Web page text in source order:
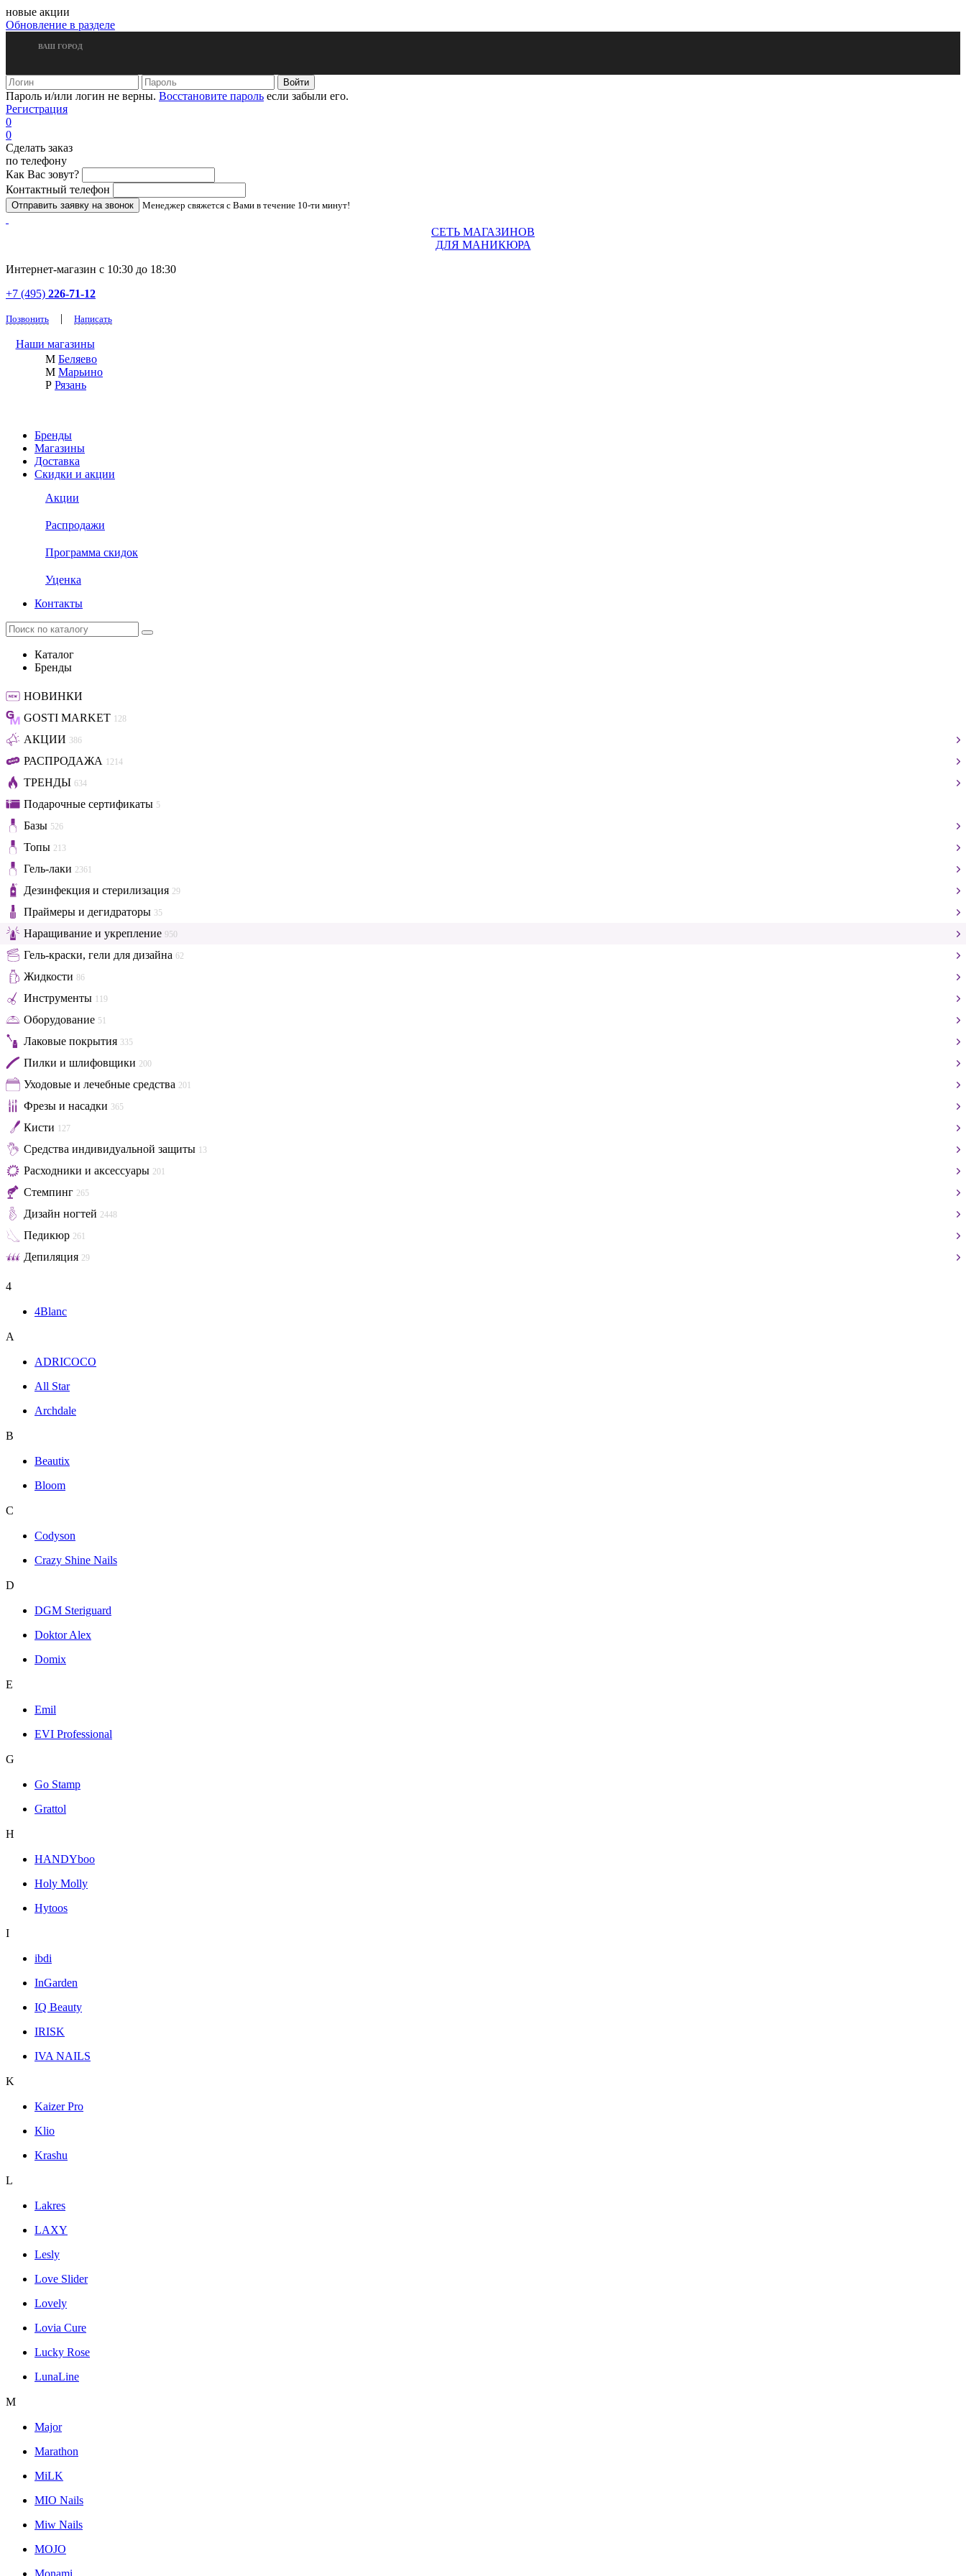
новые акции
Обновление в разделе
ВАШ ГОРОД
Пароль и/или логин не верны. Восстановите пароль если забыли его.
Регистрация
0
0
Сделать заказ
по телефону
Как Вас зовут?
Контактный телефон
Менеджер свяжется с Вами в течение 10-ти минут!
СЕТЬ МАГАЗИНОВ
ДЛЯ МАНИКЮРА
Интернет-магазин с 10:30 до 18:30
+7 (495) 226-71-12
Позвонить | Написать
Наши магазины
М Беляево
М Марьино
Р Рязань
Бренды
Магазины
Доставка
Скидки и акции
Акции
Распродажи
Программа скидок
Уценка
Контакты
Каталог
Бренды
НОВИНКИ
GOSTI MARKET 128
АКЦИИ 386
РАСПРОДАЖА 1214
ТРЕНДЫ 634
Подарочные сертификаты 5
Базы 526
Топы 213
Гель-лаки 2361
Дезинфекция и стерилизация 29
Праймеры и дегидраторы 35
Наращивание и укрепление 950
Гель-краски, гели для дизайна 62
Жидкости 86
Инструменты 119
Оборудование 51
Лаковые покрытия 335
Пилки и шлифовщики 200
Уходовые и лечебные средства 201
Фрезы и насадки 365
Кисти 127
Средства индивидуальной защиты 13
Расходники и аксессуары 201
Стемпинг 265
Дизайн ногтей 2448
Педикюр 261
Депиляция 29
4
4Blanc
A
ADRICOCO
All Star
Archdale
B
Beautix
Bloom
C
Codyson
Crazy Shine Nails
D
DGM Steriguard
Doktor Alex
Domix
E
Emil
EVI Professional
G
Go Stamp
Grattol
H
HANDYboo
Holy Molly
Hytoos
I
ibdi
InGarden
IQ Beauty
IRISK
IVA NAILS
K
Kaizer Pro
Klio
Krashu
L
Lakres
LAXY
Lesly
Love Slider
Lovely
Lovia Cure
Lucky Rose
LunaLine
M
Major
Marathon
MiLK
MIO Nails
Miw Nails
MOJO
Monami